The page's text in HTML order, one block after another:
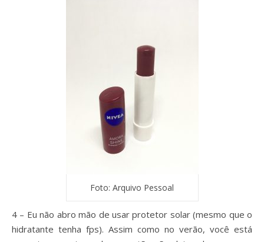
Foto: Arquivo Pessoal
4 – Eu não abro mão de usar protetor solar (mesmo que o
hidratante tenha fps). Assim como no verão, você está